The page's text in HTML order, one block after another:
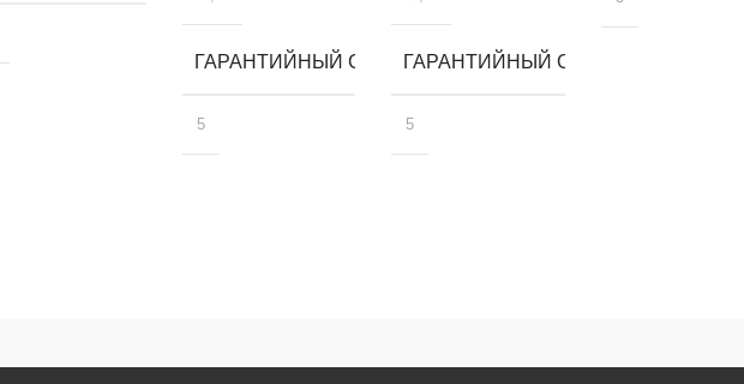
ГАРАНТИЙНЫЙ СРОК, ЛЕТ
5
ГАРАНТИЙНЫЙ СРОК, ЛЕТ
5